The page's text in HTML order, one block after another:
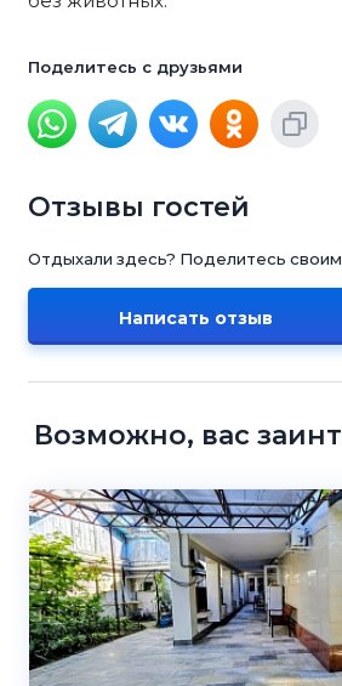
Поделитесь с друзьями
Отзывы гостей
Отдыхали здесь? Поделитесь
Написать отзыв
Возможно, вас